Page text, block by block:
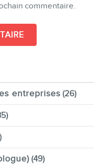
commentaire.
entreprises (26)
(49)